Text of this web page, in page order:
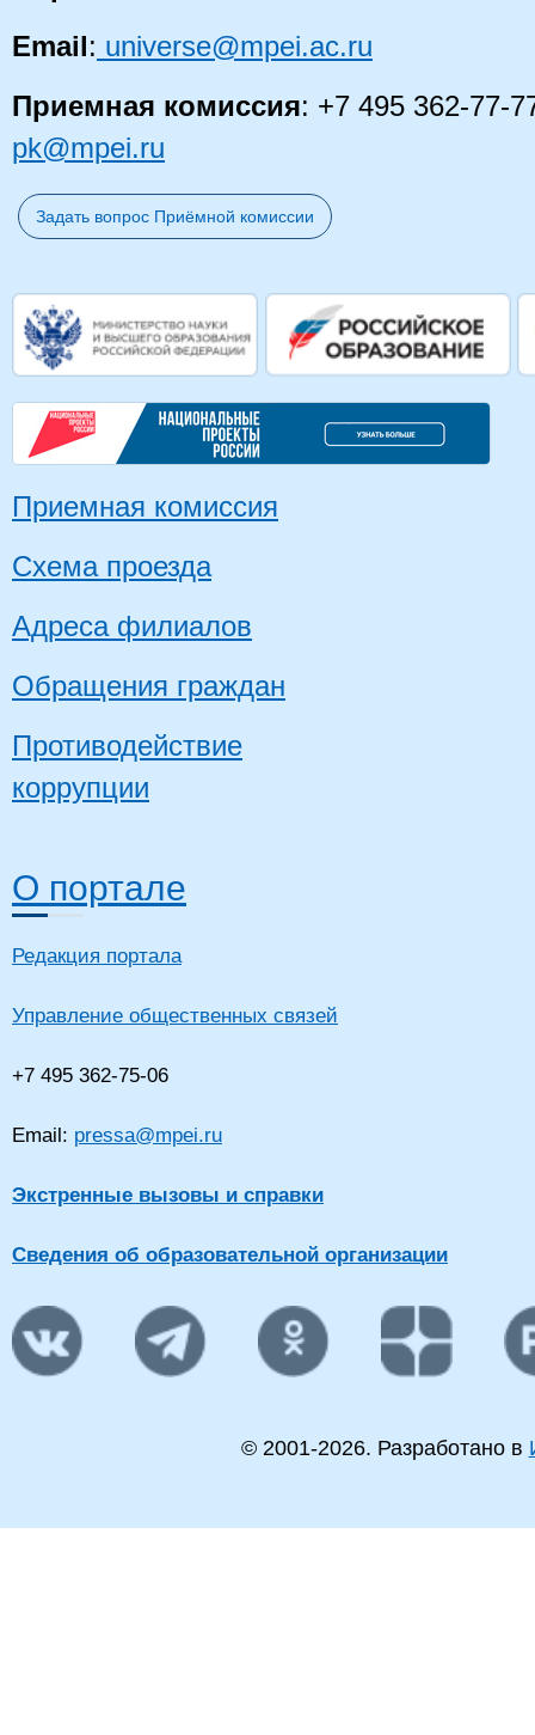
Email: universe@mpei.ac.ru
Приемная комиссия: +7 495 362-77-
pk@mpei.ru
Задать вопрос Приёмной комиссии
Приемная комиссия
Схема проезда
Адреса филиалов
Обращения граждан
Противодействие
коррупции
О портале
Редакция портала
Управление общественных связей
+7 495 362-75-06
Email: pressa@mpei.ru
Экстренные вызовы и справки
Сведения об образовательной организации
© 2001-2026. Разработано в